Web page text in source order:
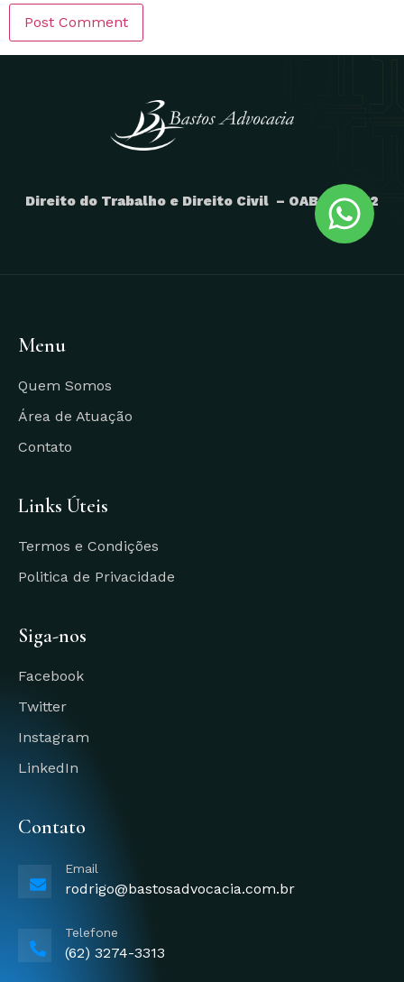
Direito do Trabalho e Direito Civil – OAB: GO-712
Menu
Quem Somos
Área de Atuação
Contato
Links Úteis
Termos e Condições
Politica de Privacidade
Siga-nos
Facebook
Twitter
Instagram
LinkedIn
Contato
Email
rodrigo@bastosadvocacia.com.br
Telefone
(62) 3274-3313